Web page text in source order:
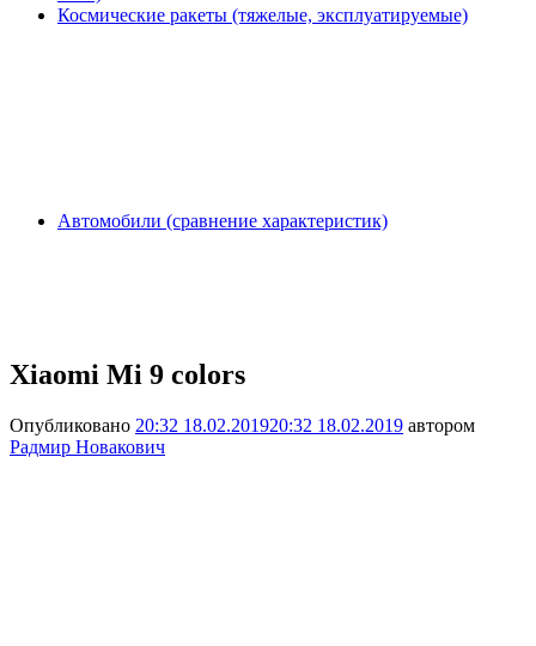
Космические ракеты (тяжелые, эксплуатируемые)
Автомобили (сравнение характеристик)
Xiaomi Mi 9 colors
Опубликовано 20:32 18.02.201920:32 18.02.2019 автором
Радмир Новакович